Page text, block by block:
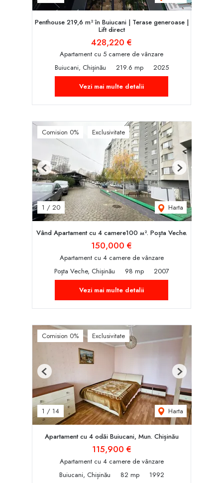
Penthouse 219,6 m² în Buiucani | Terase generoase |
Lift direct
428,220 €
Apartament cu 5 camere de vânzare
Buiucani, Chișinău
219.6 mp
2025
Vezi mai multe detalii
Comision 0% Exclusivitate
1 / 20 Harta
Previous Next
Vând Apartament cu 4 camere100 м². Poșta Veche.
150,000 €
Apartament cu 4 camere de vânzare
Poșta Veche, Chișinău
98 mp
2007
Vezi mai multe detalii
Comision 0% Exclusivitate
1 / 14 Harta
Previous Next
Apartament cu 4 odăi Buiucani, Mun. Chișinău
115,900 €
Apartament cu 4 camere de vânzare
Buiucani, Chișinău
82 mp
1992